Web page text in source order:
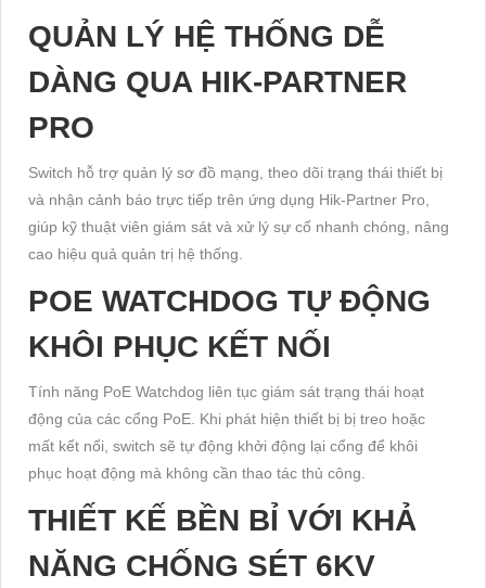
QUẢN LÝ HỆ THỐNG DỄ
DÀNG QUA HIK-PARTNER
PRO
Switch hỗ trợ quản lý sơ đồ mạng, theo dõi trạng thái thiết bị
và nhận cảnh báo trực tiếp trên ứng dụng Hik-Partner Pro,
giúp kỹ thuật viên giám sát và xử lý sự cố nhanh chóng, nâng
cao hiệu quả quản trị hệ thống.
POE WATCHDOG TỰ ĐỘNG
KHÔI PHỤC KẾT NỐI
Tính năng PoE Watchdog liên tục giám sát trạng thái hoạt
động của các cổng PoE. Khi phát hiện thiết bị bị treo hoặc
mất kết nối, switch sẽ tự động khởi động lại cổng để khôi
phục hoạt động mà không cần thao tác thủ công.
THIẾT KẾ BỀN BỈ VỚI KHẢ
NĂNG CHỐNG SÉT 6KV